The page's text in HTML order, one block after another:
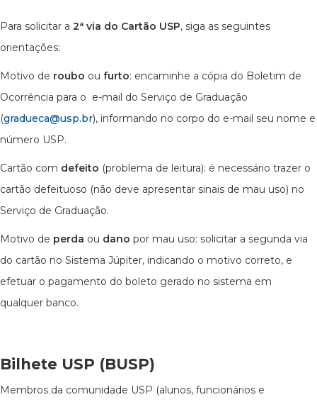
Para solicitar a 2ª via do Cartão USP, siga as seguintes
orientações:
Motivo de roubo ou furto: encaminhe a cópia do Boletim de
Ocorrência para o e-mail do Serviço de Graduação
(gradueca@usp.br), informando no corpo do e-mail seu nome e
número USP.
Cartão com defeito (problema de leitura): é necessário trazer o
cartão defeituoso (não deve apresentar sinais de mau uso) no
Serviço de Graduação.
Motivo de perda ou dano por mau uso: solicitar a segunda via
do cartão no Sistema Júpiter, indicando o motivo correto, e
efetuar o pagamento do boleto gerado no sistema em
qualquer banco.
Bilhete USP (BUSP)
Membros da comunidade USP (alunos, funcionários e